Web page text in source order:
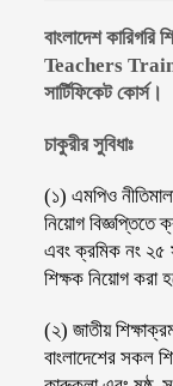
বাংলাদেশ
Teachers
সার্টিফিকেট কোর্স।
চাকুরীর সুবিধাঃ
(১) এমপিও
নিয়োগ
এবং ক্রমিক নং ২৫
শিক্ষক নিয়োগ করা
(২) জাতীয়
বাংলাদেশের সকল